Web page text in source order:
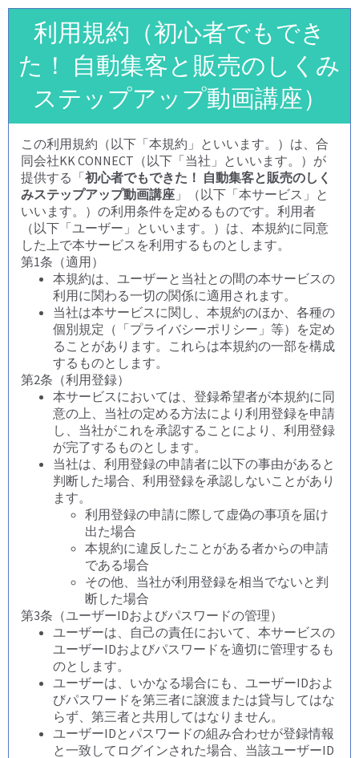
利用規約（初心者でもでき
た！ 自動集客と販売のしくみ
ステップアップ動画講座）
この利用規約（以下「本規約」といいます。）は、合
同会社KK CONNECT（以下「当社」といいます。）が
提供する「初心者でもできた！ 自動集客と販売のしく
みステップアップ動画講座 」（以下「本サービス」と
いいます。）の利用条件を定めるものです。利用者
（以下「ユーザー」といいます。）は、本規約に同意
した上で本サービスを利用するものとします。
第1条（適用）
本規約は、ユーザーと当社との間の本サービスの
利用に関わる一切の関係に適用されます。
当社は本サービスに関し、本規約のほか、各種の
個別規定（「プライバシーポリシー」等）を定め
ることがあります。これらは本規約の一部を構成
するものとします。
第2条（利用登録）
本サービスにおいては、登録希望者が本規約に同
意の上、当社の定める方法により利用登録を申請
し、当社がこれを承認することにより、利用登録
が完了するものとします。
当社は、利用登録の申請者に以下の事由があると
判断した場合、利用登録を承認しないことがあり
ます。
利用登録の申請に際して虚偽の事項を届け
出た場合
本規約に違反したことがある者からの申請
である場合
その他、当社が利用登録を相当でないと判
断した場合
第3条（ユーザーIDおよびパスワードの管理）
ユーザーは、自己の責任において、本サービスの
ユーザーIDおよびパスワードを適切に管理するも
のとします。
ユーザーは、いかなる場合にも、ユーザーIDおよ
びパスワードを第三者に譲渡または貸与してはな
らず、第三者と共用してはなりません。
ユーザーIDとパスワードの組み合わせが登録情報
と一致してログインされた場合、当該ユーザーID